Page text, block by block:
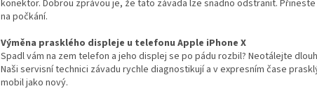
konektor. Dobrou zprávou je, že tato závada lze snadno odstranit.
na počkání.
Výměna prasklého displeje u telefonu Apple iPhone X
Spadl vám na zem telefon a jeho displej se po pádu rozbil? Neotálejte
Naši servisní technici závadu rychle diagnostikují a v expresním čase
mobil jako nový.